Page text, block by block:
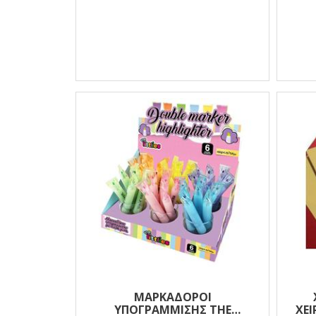
ΜΑΡΚΑΔΌΡΟΙ
ΥΠΟΓΡΆΜΜΙΣΗΣ THE